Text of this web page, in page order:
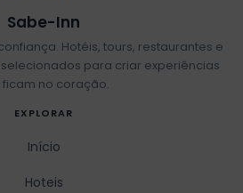
Sabe-Inn
Hotéis, tours, restaurantes e
para criar experiências
ficam no coração.
EXPLORAR
Início
Hoteis